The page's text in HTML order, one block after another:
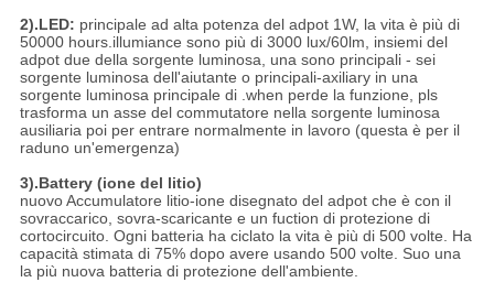
2).LED: principale ad alta potenza del adpot 1W, la vita è più di
50000 hours.illumiance sono più di 3000 lux/60lm, insiemi del
adpot due della sorgente luminosa, una sono principali - sei
sorgente luminosa dell'aiutante o principali-axiliary in una
sorgente luminosa principale di .when perde la funzione, pls
trasforma un asse del commutatore nella sorgente luminosa
ausiliaria poi per entrare normalmente in lavoro (questa è per il
raduno un'emergenza)
3).Battery (ione del litio)
nuovo Accumulatore litio-ione disegnato del adpot che è con il
sovraccarico, sovra-scaricante e un fuction di protezione di
cortocircuito. Ogni batteria ha ciclato la vita è più di 500 volte. Ha
capacità stimata di 75% dopo avere usando 500 volte. Suo una
la più nuova batteria di protezione dell'ambiente.